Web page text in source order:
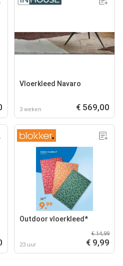
Vloerkleed Navaro
3 weken € 569,00
Outdoor vloerkleed*
23 uur
€ 14,99
€ 9,99